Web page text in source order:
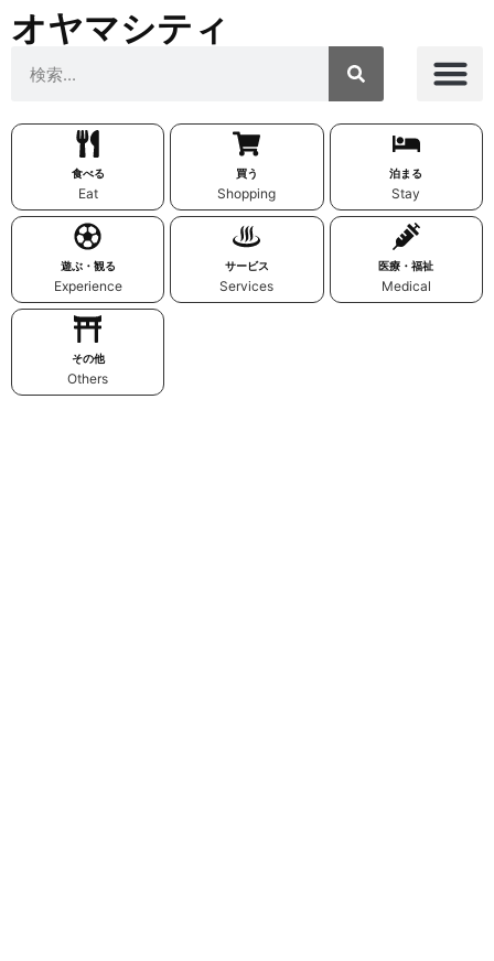
オヤマシティ
食べる
Eat
買う
Shopping
泊まる
Stay
遊ぶ・観る
Experience
サービス
Services
医療・福祉
Medical
その他
Others